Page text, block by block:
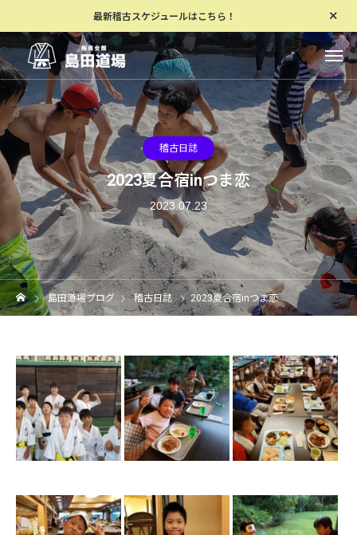
最新稽古スケジュールはこちら！
稽古日誌
2023夏合宿inつま恋
2023.07.23
島田道場ブログ 稽古日誌 2023夏合宿inつま恋